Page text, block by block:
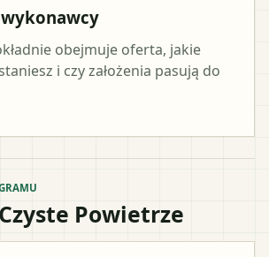
obejmuje oferta, jakie
i czy założenia pasują do
Powietrze